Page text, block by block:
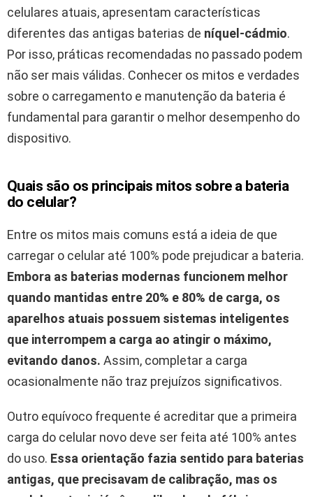
celulares atuais, apresentam características
diferentes das antigas baterias de níquel-cádmio.
Por isso, práticas recomendadas no passado podem
não ser mais válidas. Conhecer os mitos e verdades
sobre o carregamento e manutenção da bateria é
fundamental para garantir o melhor desempenho do
dispositivo.
Quais são os principais mitos sobre a bateria
do celular?
Entre os mitos mais comuns está a ideia de que
carregar o celular até 100% pode prejudicar a bateria.
Embora as baterias modernas funcionem melhor
quando mantidas entre 20% e 80% de carga, os
aparelhos atuais possuem sistemas inteligentes
que interrompem a carga ao atingir o máximo,
evitando danos. Assim, completar a carga
ocasionalmente não traz prejuízos significativos.
Outro equívoco frequente é acreditar que a primeira
carga do celular novo deve ser feita até 100% antes
do uso. Essa orientação fazia sentido para baterias
antigas, que precisavam de calibração, mas os